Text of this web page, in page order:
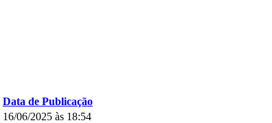
Data de Publicação
16/06/2025 às 18:54